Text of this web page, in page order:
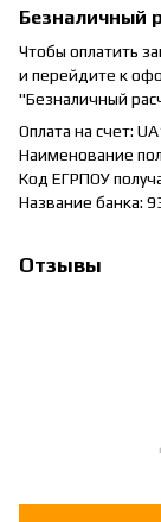
Безналичный
Чтобы оплатить
и перейдите к
"Безналичный
Оплата на счет:
Наименование
Код ЕГРПОУ
Название банка:
Отзывы